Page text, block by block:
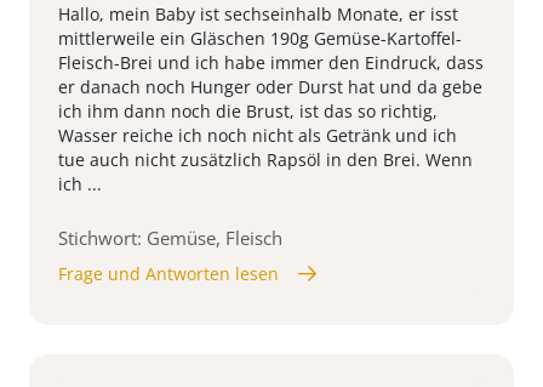
Hallo, mein Baby ist sechseinhalb Monate, er isst
mittlerweile ein Gläschen 190g Gemüse-Kartoffel-
Fleisch-Brei und ich habe immer den Eindruck, dass
er danach noch Hunger oder Durst hat und da gebe
ich ihm dann noch die Brust, ist das so richtig,
Wasser reiche ich noch nicht als Getränk und ich
tue auch nicht zusätzlich Rapsöl in den Brei. Wenn
ich ...
Stichwort: Gemüse, Fleisch
Frage und Antworten lesen